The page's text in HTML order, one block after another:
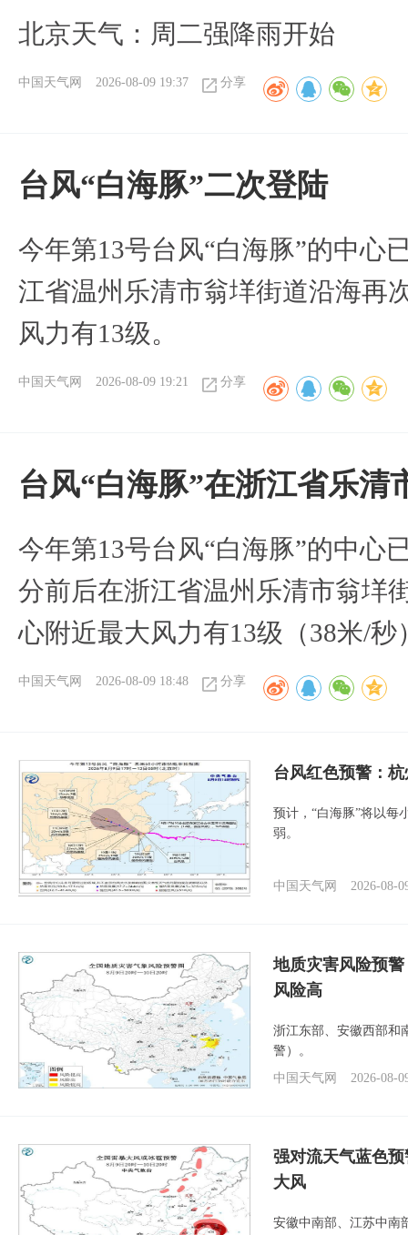
北京天气：周二强降雨开始
中国天气网 2026-08-09 19:37 分享
台风“白海豚”二次登陆
今年第13号台风“白海豚”的中心
江省温州乐清市翁垟街道沿海再
风力有13级。
中国天气网 2026-08-09 19:21 分享
台风“白海豚”在浙江省乐清
今年第13号台风“白海豚”的中心
分前后在浙江省温州乐清市翁垟
心附近最大风力有13级（38米/秒
中国天气网 2026-08-09 18:48 分享
台风红色预警：
预计，“白海豚”将以每
弱。
中国天气网 2026-08-
地质灾害风险预
风险高
浙江东部、安徽西部和
警）。
中国天气网
2026-08-
强对流天气蓝色
大风
安徽中南部、江苏中南